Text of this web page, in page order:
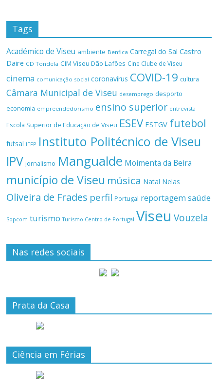
Tags
Académico de Viseu ambiente Benfica Carregal do Sal Castro
Daire CD Tondela CIM Viseu Dão Lafões Cine Clube de Viseu
cinema comunicação social coronavírus COVID-19 cultura
Câmara Municipal de Viseu desemprego desporto
economia empreendedorismo ensino superior entrevista
Escola Superior de Educação de Viseu ESEV ESTGV futebol
futsal IEFP Instituto Politécnico de Viseu
IPV jornalismo Mangualde Moimenta da Beira
município de Viseu música Natal Nelas
Oliveira de Frades perfil Portugal reportagemsaúde
Sopcom turismo Turismo Centro de Portugal Viseu Vouzela
Nas redes sociais
Prata da Casa
Ciência em Férias